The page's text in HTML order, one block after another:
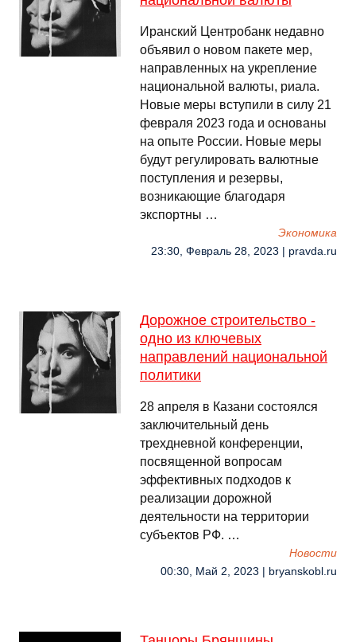
Иранский Центробанк недавно
объявил о новом пакете мер,
направленных на укрепление
национальной валюты, риала.
Новые меры вступили в силу 21
февраля 2023 года и основаны
на опыте России. Новые меры
будут регулировать валютные
поступления и резервы,
возникающие благодаря
экспортны …
Экономика
23:30, Февраль 28, 2023 | pravda.ru
Дорожное строительство -
одно из ключевых
направлений национальной
политики
28 апреля в Казани состоялся
заключительный день
трехдневной конференции,
посвященной вопросам
эффективных подходов к
реализации дорожной
деятельности на территории
субъектов РФ. …
Новости
00:30, Май 2, 2023 | bryanskobl.ru